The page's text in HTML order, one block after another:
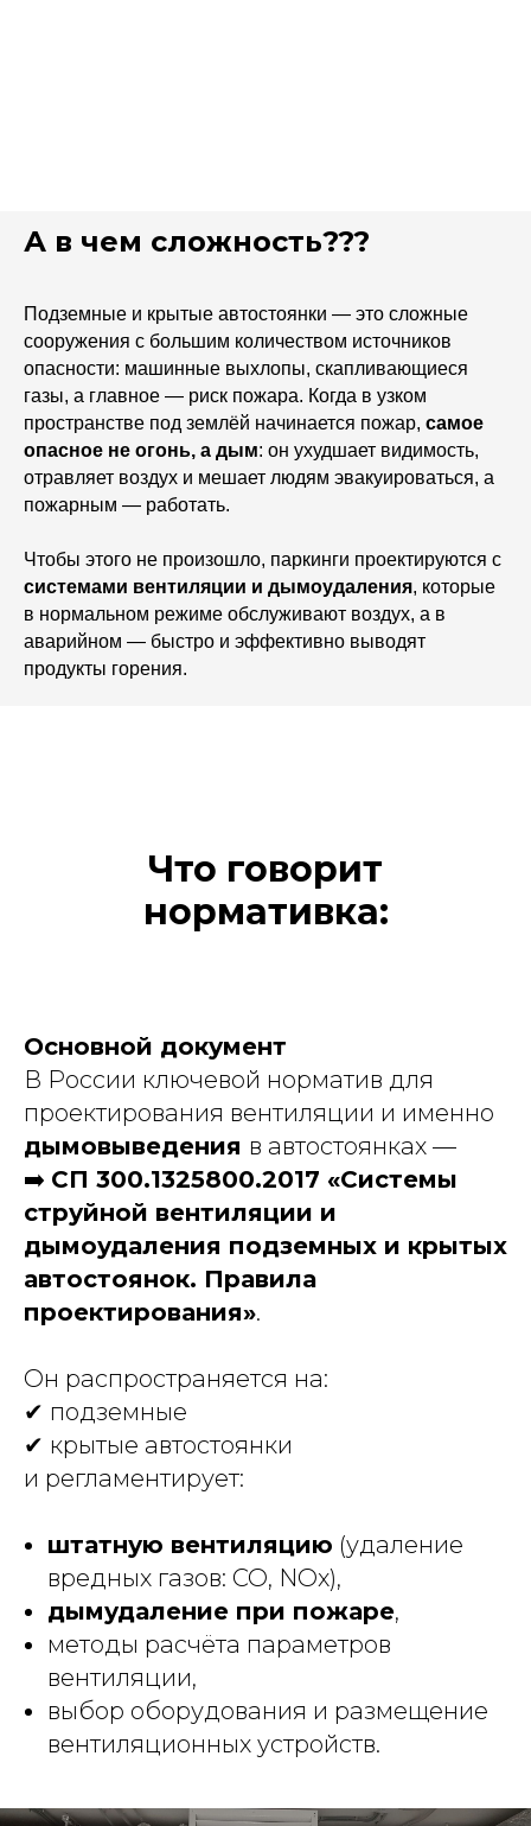
А в чем сложность???
Подземные и крытые автостоянки — это сложные
сооружения с большим количеством источников
опасности: машинные выхлопы, скапливающиеся
газы, а главное — риск пожара. Когда в узком
пространстве под землёй начинается пожар, самое
опасное не огонь, а дым: он ухудшает видимость,
отравляет воздух и мешает людям эвакуироваться, а
пожарным — работать.
Чтобы этого не произошло, паркинги проектируются с
системами вентиляции и дымоудаления, которые
в нормальном режиме обслуживают воздух, а в
аварийном — быстро и эффективно выводят
продукты горения.
Что говорит
нормативка:
Основной документ
В России ключевой норматив для
проектирования вентиляции и именно
дымовыведения в автостоянках —
➡️ СП 300.1325800.2017 «Системы
струйной вентиляции и
дымоудаления подземных и крытых
автостоянок. Правила
проектирования».
Он распространяется на:
✔ подземные
✔ крытые автостоянки
и регламентирует:
штатную вентиляцию (удаление
вредных газов: CO, NOx),
дымудаление при пожаре,
методы расчёта параметров
вентиляции,
выбор оборудования и размещение
вентиляционных устройств.